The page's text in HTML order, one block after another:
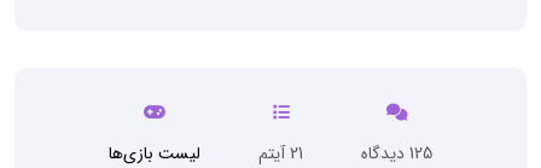
125 دیدگاه 21 آیتم لیست بازی‌ها